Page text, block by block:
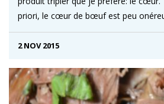
priori, le cœur de bœuf est peu
2 NOV 2015